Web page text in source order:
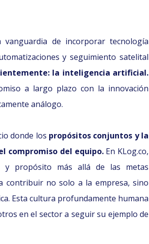
de incorporar tecnología
y seguimiento satelital
la inteligencia artificial.
a largo plazo con la innovación
análogo.
donde los propósitos conjuntos y la
compromiso del equipo.En KLog.co,
y propósito más allá de las metas
contribuir no solo a la empresa, sino
Esta cultura profundamente humana
en el sector a seguir su ejemplo de